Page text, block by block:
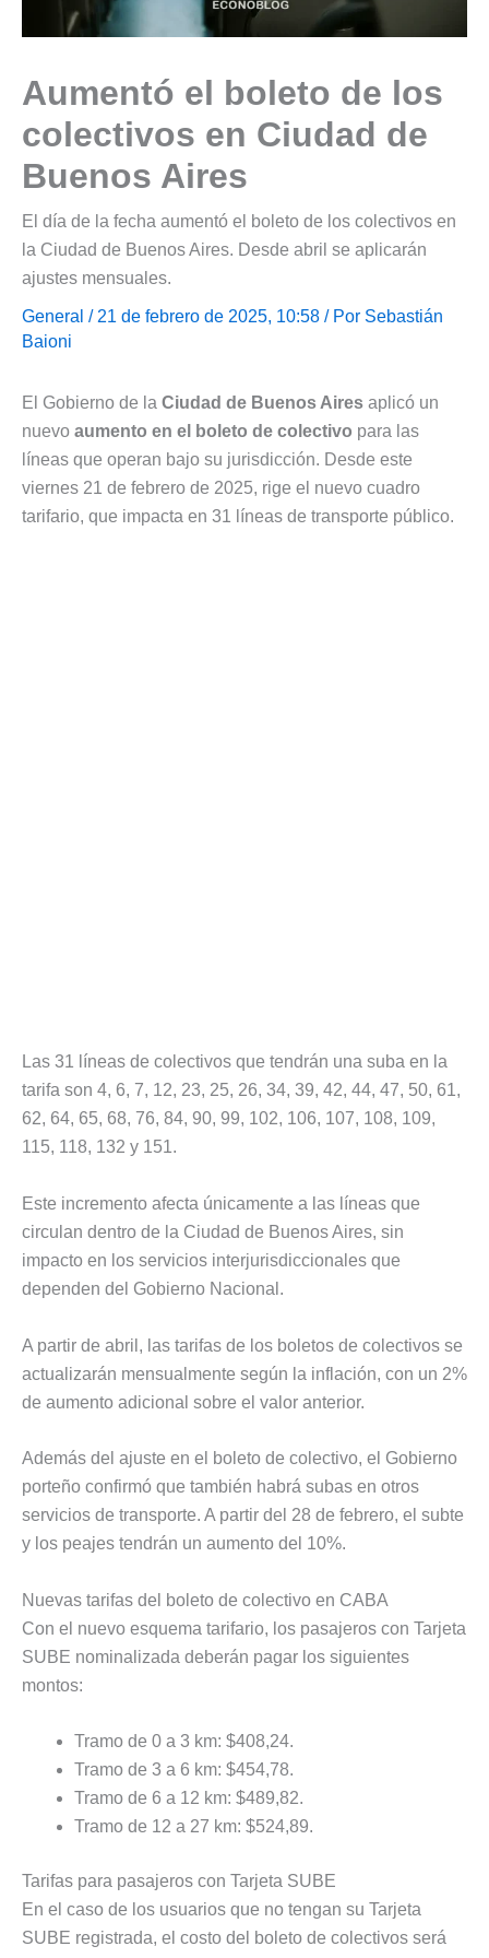
Aumentó el boleto de los
colectivos en Ciudad de
Buenos Aires
El día de la fecha aumentó el boleto de los colectivos en
la Ciudad de Buenos Aires. Desde abril se aplicarán
ajustes mensuales.
General / 21 de febrero de 2025, 10:58 / Por Sebastián
Baioni
El Gobierno de la Ciudad de Buenos Aires aplicó un
nuevo aumento en el boleto de colectivo para las
líneas que operan bajo su jurisdicción. Desde este
viernes 21 de febrero de 2025, rige el nuevo cuadro
tarifario, que impacta en 31 líneas de transporte público.
Las 31 líneas de colectivos que tendrán una suba en la
tarifa son 4, 6, 7, 12, 23, 25, 26, 34, 39, 42, 44, 47, 50, 61,
62, 64, 65, 68, 76, 84, 90, 99, 102, 106, 107, 108, 109,
115, 118, 132 y 151.
Este incremento afecta únicamente a las líneas que
circulan dentro de la Ciudad de Buenos Aires, sin
impacto en los servicios interjurisdiccionales que
dependen del Gobierno Nacional.
A partir de abril, las tarifas de los boletos de colectivos se
actualizarán mensualmente según la inflación, con un 2%
de aumento adicional sobre el valor anterior.
Además del ajuste en el boleto de colectivo, el Gobierno
porteño confirmó que también habrá subas en otros
servicios de transporte. A partir del 28 de febrero, el subte
y los peajes tendrán un aumento del 10%.
Nuevas tarifas del boleto de colectivo en CABA
Con el nuevo esquema tarifario, los pasajeros con Tarjeta
SUBE nominalizada deberán pagar los siguientes
montos:
Tramo de 0 a 3 km: $408,24.
Tramo de 3 a 6 km: $454,78.
Tramo de 6 a 12 km: $489,82.
Tramo de 12 a 27 km: $524,89.
Tarifas para pasajeros con Tarjeta SUBE
En el caso de los usuarios que no tengan su Tarjeta
SUBE registrada, el costo del boleto de colectivos será